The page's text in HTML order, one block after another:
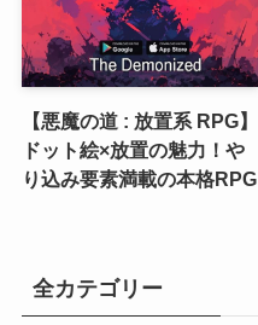
【悪魔の道 : 放置系 RPG】
ドット絵×放置の魅力！や
り込み要素満載の本格RPG
全カテゴリー